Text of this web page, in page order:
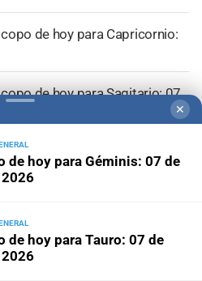
de hoy para Capricornio:
de hoy para Sagitario: 07
✕
de hoy para Géminis: 07 de
de hoy para Tauro: 07 de